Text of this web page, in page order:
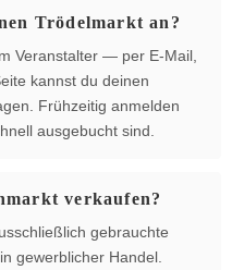
Trödelmarkt an?
Veranstalter — per E-Mail,
kannst du deinen
Frühzeitig anmelden
ausgebucht sind.
verkaufen?
gebrauchte
gewerblicher Handel.